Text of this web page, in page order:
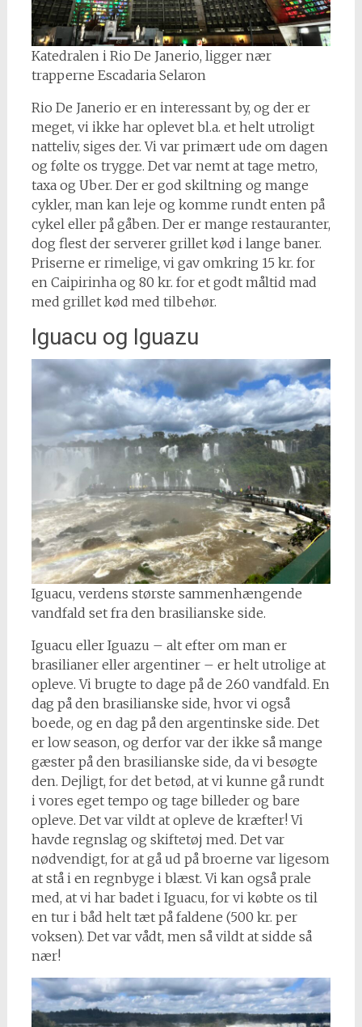
Katedralen i Rio De Janerio, ligger nær
trapperne Escadaria Selaron
Rio De Janerio er en interessant by, og der er
meget, vi ikke har oplevet bl.a. et helt utroligt
natteliv, siges der. Vi var primært ude om dagen
og følte os trygge. Det var nemt at tage metro,
taxa og Uber. Der er god skiltning og mange
cykler, man kan leje og komme rundt enten på
cykel eller på gåben. Der er mange restauranter,
dog flest der serverer grillet kød i lange baner.
Priserne er rimelige, vi gav omkring 15 kr. for
en Caipirinha og 80 kr. for et godt måltid mad
med grillet kød med tilbehør.
Iguacu og Iguazu
Iguacu, verdens største sammenhængende
vandfald set fra den brasilianske side.
Iguacu eller Iguazu – alt efter om man er
brasilianer eller argentiner – er helt utrolige at
opleve. Vi brugte to dage på de 260 vandfald. En
dag på den brasilianske side, hvor vi også
boede, og en dag på den argentinske side. Det
er low season, og derfor var der ikke så mange
gæster på den brasilianske side, da vi besøgte
den. Dejligt, for det betød, at vi kunne gå rundt
i vores eget tempo og tage billeder og bare
opleve. Det var vildt at opleve de kræfter! Vi
havde regnslag og skiftetøj med. Det var
nødvendigt, for at gå ud på broerne var ligesom
at stå i en regnbyge i blæst. Vi kan også prale
med, at vi har badet i Iguacu, for vi købte os til
en tur i båd helt tæt på faldene (500 kr. per
voksen). Det var vådt, men så vildt at sidde så
nær!